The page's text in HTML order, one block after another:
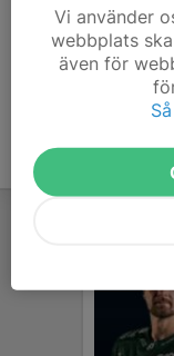
Ledare
073-660 16
Vi använder
webbplats
även för